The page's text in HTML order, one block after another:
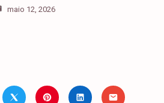
maio 12, 2026